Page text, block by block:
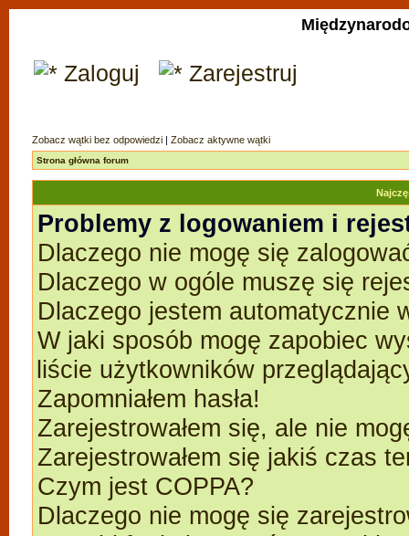
Zaloguj Zarejestruj
Zobacz wątki bez odpowiedzi | Zobacz aktywne wątki
Strona główna forum
Problemy z logowaniem i
Dlaczego nie mogę się
Dlaczego w ogóle muszę się
Dlaczego jestem automatycznie
W jaki sposób mogę zapobiec
liście użytkowników
Zapomniałem hasła!
Zarejestrowałem się, ale nie
Zarejestrowałem się jakiś czas
Czym jest COPPA?
Dlaczego nie mogę się